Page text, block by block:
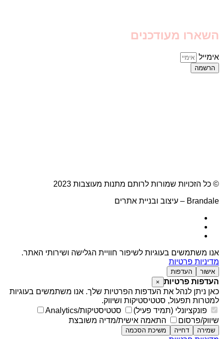
השארו מעודכנים
אימייל
הרשמה
© כל הזכויות שמורות לרותם מתנות מעוצבות 2023
Brandale – עיצוב ובניית אתרים
אנו משתמשים בעוגיות לשיפור חוויית הגלישה ושירותי האתר.
מדיניות פרטיות
אישור העדפות
העדפות פרטיות ×
כאן ניתן לנהל את העדפות הפרטיות שלך. אנו משתמשים בעוגיות
למטרות תפעול, סטטיסטיקות ושיווק.
פונקציונלי (תמיד פעיל)
סטטיסטיקות/Analytics
שיווק/פרסום
התאמה אישית/מדיה משובצת
שמירה דחייה משיכת הסכמה